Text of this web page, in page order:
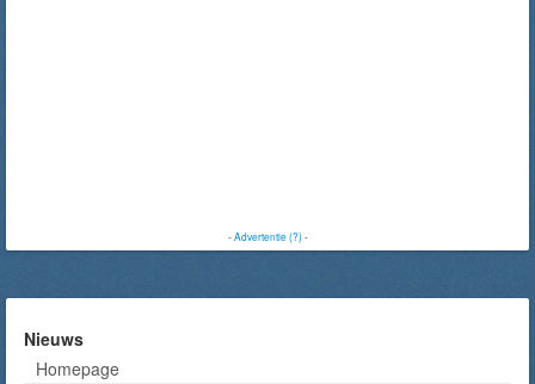
-Advertentie (?)-
Nieuws
Homepage